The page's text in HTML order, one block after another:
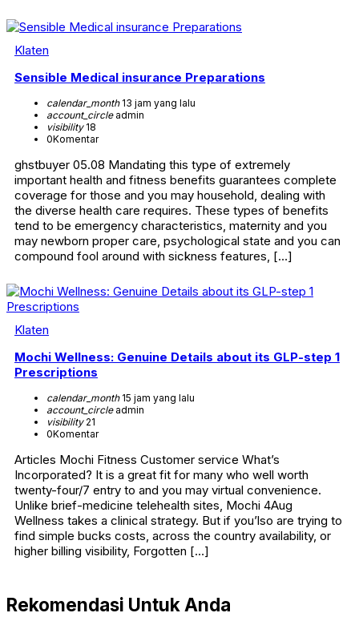
Klaten
Sensible Medical insurance Preparations
calendar_month13 jam yang lalu
account_circleadmin
visibility18
0Komentar
ghstbuyer 05.08 Mandating this type of extremely
important health and fitness benefits guarantees complete
coverage for those and you may household, dealing with
the diverse health care requires. These types of benefits
tend to be emergency characteristics, maternity and you
may newborn proper care, psychological state and you can
compound fool around with sickness features, […]
Klaten
Mochi Wellness: Genuine Details about its GLP-step 1
Prescriptions
calendar_month15 jam yang lalu
account_circleadmin
visibility21
0Komentar
Articles Mochi Fitness Customer service What’s
Incorporated? It is a great fit for many who well worth
twenty-four/7 entry to and you may virtual convenience.
Unlike brief-medicine telehealth sites, Mochi 4Aug
Wellness takes a clinical strategy. But if you’lso are trying to
find simple bucks costs, across the country availability, or
higher billing visibility, Forgotten […]
Rekomendasi Untuk Anda